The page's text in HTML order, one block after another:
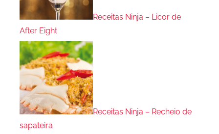
Receitas Ninja – Licor de
After Eight
Receitas Ninja – Recheio de
sapateira